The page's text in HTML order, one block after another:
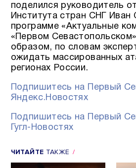
поделился руководитель
Института стран СНГ Иван
программе «Актуальные
«Первом
образом, по словам
ожидать массированных
регионах России.
Подпишитесь на Первый
Яндекс.Новостях
Подпишитесь на Первый
Гугл-Новостях
ЧИТАЙТЕ ТАКЖЕ